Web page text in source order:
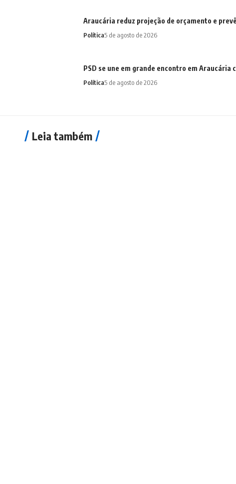
Araucária reduz projeção de orçamento e
Política5 de agosto de 2026
PSD se une em grande encontro em
Política5 de agosto de 2026
Leia também